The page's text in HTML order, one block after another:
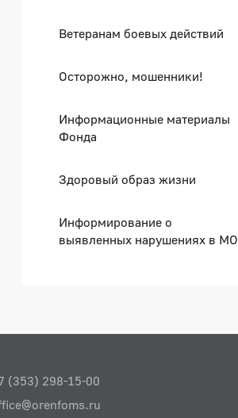
Ветеранам боевых действий
Осторожно, мошенники!
Информационные материалы
Фонда
Здоровый образ жизни
Информирование о
выявленных нарушениях в МО
(353) 298-15-00